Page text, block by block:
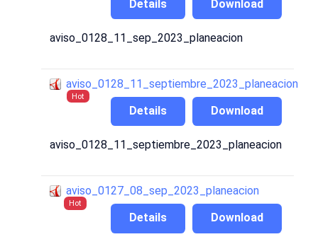
Download
Details
aviso_0128_11_sep_2023_planeacion
aviso_0128_11_septiembre_2023_planeacion
Hot
Download
Details
aviso_0128_11_septiembre_2023_planeacion
aviso_0127_08_sep_2023_planeacion
Hot
Download
Details